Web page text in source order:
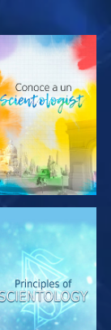
EXPLORA LAS
SERIES